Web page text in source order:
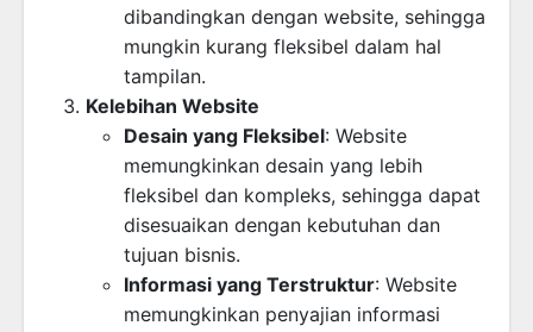
dibandingkan dengan website, sehingga
mungkin kurang fleksibel dalam hal
tampilan.
Kelebihan Website
Desain yang Fleksibel: Website
memungkinkan desain yang lebih
fleksibel dan kompleks, sehingga dapat
disesuaikan dengan kebutuhan dan
tujuan bisnis.
Informasi yang Terstruktur: Website
memungkinkan penyajian informasi